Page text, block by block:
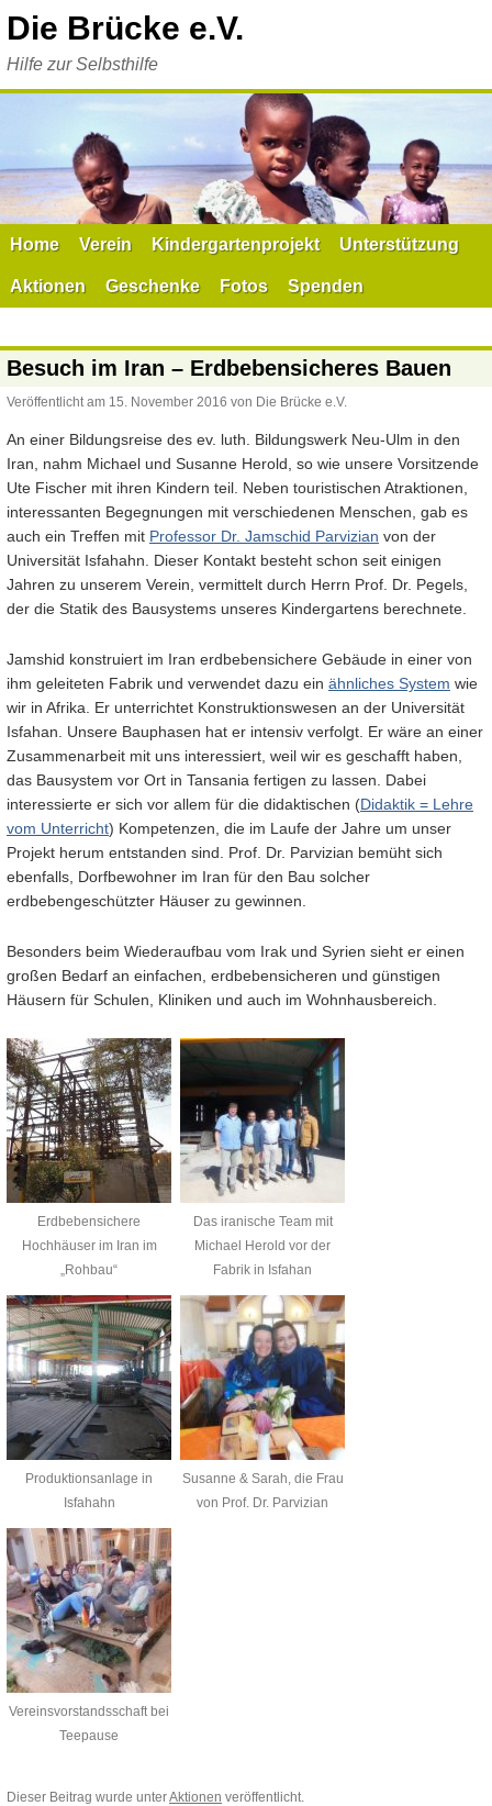
Inhalt
Die Brücke e.V.
Hilfe zur Selbsthilfe
Home Verein Kindergartenprojekt Unterstützung
Aktionen Geschenke Fotos Spenden
Besuch im Iran – Erdbebensicheres Bauen
Veröffentlicht am 15. November 2016 von Die Brücke e.V.
An einer Bildungsreise des ev. luth. Bildungswerk Neu-Ulm in den
Iran, nahm Michael und Susanne Herold, so wie unsere Vorsitzende
Ute Fischer mit ihren Kindern teil. Neben touristischen Atraktionen,
interessanten Begegnungen mit verschiedenen Menschen, gab es
auch ein Treffen mit Professor Dr. Jamschid Parvizian von der
Universität Isfahahn. Dieser Kontakt besteht schon seit einigen
Jahren zu unserem Verein, vermittelt durch Herrn Prof. Dr. Pegels,
der die Statik des Bausystems unseres Kindergartens berechnete.
Jamshid konstruiert im Iran erdbebensichere Gebäude in einer von
ihm geleiteten Fabrik und verwendet dazu ein ähnliches System wie
wir in Afrika. Er unterrichtet Konstruktionswesen an der Universität
Isfahan. Unsere Bauphasen hat er intensiv verfolgt. Er wäre an einer
Zusammenarbeit mit uns interessiert, weil wir es geschafft haben,
das Bausystem vor Ort in Tansania fertigen zu lassen. Dabei
interessierte er sich vor allem für die didaktischen (Didaktik = Lehre
vom Unterricht) Kompetenzen, die im Laufe der Jahre um unser
Projekt herum entstanden sind. Prof. Dr. Parvizian bemüht sich
ebenfalls, Dorfbewohner im Iran für den Bau solcher
erdbebengeschützter Häuser zu gewinnen.
Besonders beim Wiederaufbau vom Irak und Syrien sieht er einen
großen Bedarf an einfachen, erdbebensicheren und günstigen
Häusern für Schulen, Kliniken und auch im Wohnhausbereich.
Erdbebensichere
Hochhäuser im Iran im
„Rohbau“
Das iranische Team mit
Michael Herold vor der
Fabrik in Isfahan
Produktionsanlage in
Isfahahn
Susanne & Sarah, die Frau
von Prof. Dr. Parvizian
Vereinsvorstandsschaft bei
Teepause
Dieser Beitrag wurde unterAktionen veröffentlicht.